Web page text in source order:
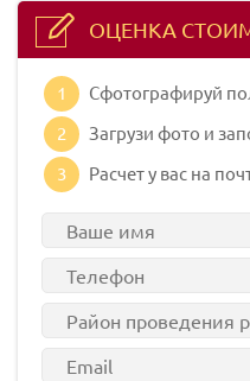
ОЦЕНКА
1
Сфотографируй
2
Загрузи фото и
3
Расчет у вас на